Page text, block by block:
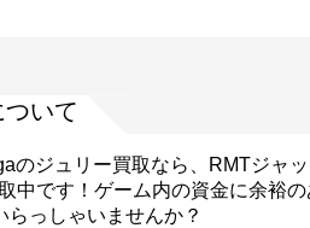
いて
のジュリー買取なら、RMTジャ
中です！ゲーム内の資金に余裕
らっしゃいませんか？